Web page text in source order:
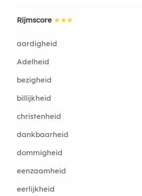
Rijmscore ★★★
aardigheid
Adelheid
bezigheid
billijkheid
christenheid
dankbaarheid
dommigheid
eenzaamheid
eerlijkheid